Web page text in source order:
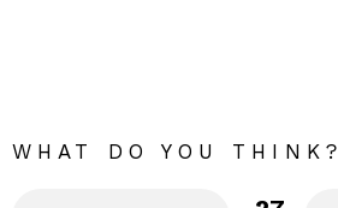
WHAT DO YOU THINK?